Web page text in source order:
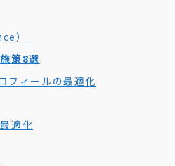
）
策8選
フィールの最適化
適化